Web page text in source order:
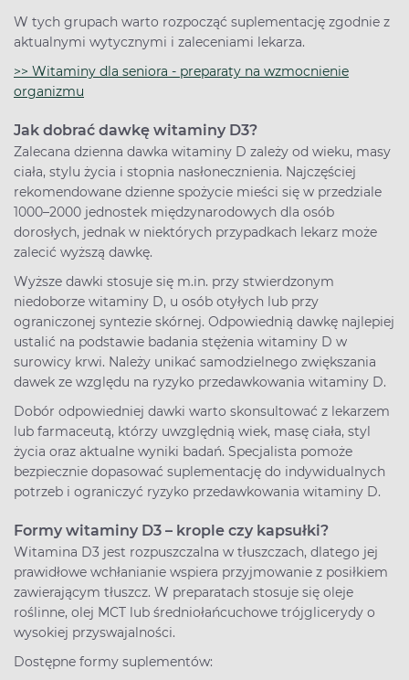
W tych grupach warto rozpocząć suplementację zgodnie z
aktualnymi wytycznymi i zaleceniami lekarza.
>> Witaminy dla seniora - preparaty na wzmocnienie
organizmu
Jak dobrać dawkę witaminy D3?
Zalecana dzienna dawka witaminy D zależy od wieku, masy
ciała, stylu życia i stopnia nasłonecznienia. Najczęściej
rekomendowane dzienne spożycie mieści się w przedziale
1000–2000 jednostek międzynarodowych dla osób
dorosłych, jednak w niektórych przypadkach lekarz może
zalecić wyższą dawkę.
Wyższe dawki stosuje się m.in. przy stwierdzonym
niedoborze witaminy D, u osób otyłych lub przy
ograniczonej syntezie skórnej. Odpowiednią dawkę najlepiej
ustalić na podstawie badania stężenia witaminy D w
surowicy krwi. Należy unikać samodzielnego zwiększania
dawek ze względu na ryzyko przedawkowania witaminy D.
Dobór odpowiedniej dawki warto skonsultować z lekarzem
lub farmaceutą, którzy uwzględnią wiek, masę ciała, styl
życia oraz aktualne wyniki badań. Specjalista pomoże
bezpiecznie dopasować suplementację do indywidualnych
potrzeb i ograniczyć ryzyko przedawkowania witaminy D.
Formy witaminy D3 – krople czy kapsułki?
Witamina D3 jest rozpuszczalna w tłuszczach, dlatego jej
prawidłowe wchłanianie wspiera przyjmowanie z posiłkiem
zawierającym tłuszcz. W preparatach stosuje się oleje
roślinne, olej MCT lub średniołańcuchowe trójglicerydy o
wysokiej przyswajalności.
Dostępne formy suplementów: